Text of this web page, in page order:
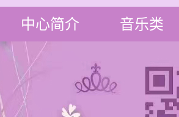
中心简介 音乐类